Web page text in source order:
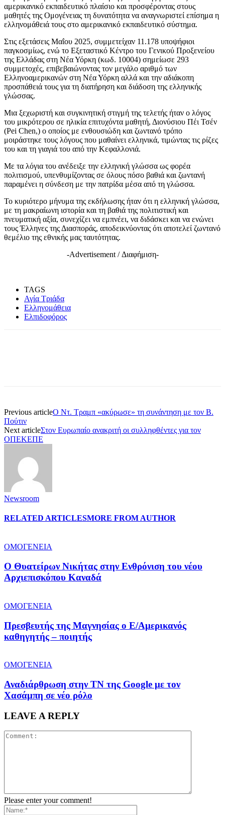
αμερικανικό εκπαιδευτικό πλαίσιο και προσφέροντας στους
μαθητές της Ομογένειας τη δυνατότητα να αναγνωριστεί επίσημα η
ελληνομάθειά τους στο αμερικανικό εκπαιδευτικό σύστημα.
Στις εξετάσεις Μαΐου 2025, συμμετείχαν 11.178 υποψήφιοι
παγκοσμίως, ενώ το Εξεταστικό Κέντρο του Γενικού Προξενείου
της Ελλάδας στη Νέα Υόρκη (κωδ. 10004) σημείωσε 293
συμμετοχές, επιβεβαιώνοντας τον μεγάλο αριθμό των
Ελληνοαμερικανών στη Νέα Υόρκη αλλά και την αδιάκοπη
προσπάθειά τους για τη διατήρηση και διάδοση της ελληνικής
γλώσσας.
Μια ξεχωριστή και συγκινητική στιγμή της τελετής ήταν ο λόγος
του μικρότερου σε ηλικία επιτυχόντα μαθητή, Διονύσιου Πέι Τσέν
(Pei Chen,) ο οποίος με ενθουσιώδη και ζωντανό τρόπο
μοιράστηκε τους λόγους που μαθαίνει ελληνικά, τιμώντας τις ρίζες
του και τη γιαγιά του από την Κεφαλλονιά.
Με τα λόγια του ανέδειξε την ελληνική γλώσσα ως φορέα
πολιτισμού, υπενθυμίζοντας σε όλους πόσο βαθιά και ζωντανή
παραμένει η σύνδεση με την πατρίδα μέσα από τη γλώσσα.
Το κυριότερο μήνυμα της εκδήλωσης ήταν ότι η ελληνική γλώσσα,
με τη μακραίωνη ιστορία και τη βαθιά της πολιτιστική και
πνευματική αξία, συνεχίζει να εμπνέει, να διδάσκει και να ενώνει
τους Έλληνες της Διασποράς, αποδεικνύοντας ότι αποτελεί ζωντανό
θεμέλιο της εθνικής μας ταυτότητας.
-Advertisement / Διαφήμιση-
TAGS
Αγία Τριάδα
Ελληνομάθεια
Ελπιδοφόρος
Previous articleΟ Ντ. Τραμπ «ακύρωσε» τη συνάντηση με τον Β.
Πούτιν
Next articleΣτον Ευρωπαίο ανακριτή οι συλληφθέντες για τον
ΟΠΕΚΕΠΕ
Newsroom
RELATED ARTICLESMORE FROM AUTHOR
ΟΜΟΓΕΝΕΙΑ
O Θυατείρων Νικήτας στην Ενθρόνιση του νέου
Αρχιεπισκόπου Καναδά
ΟΜΟΓΕΝΕΙΑ
Πρεσβευτής της Μαγνησίας ο Ε/Αμερικανός
καθηγητής – ποιητής
ΟΜΟΓΕΝΕΙΑ
Αναδιάρθρωση στην ΤΝ της Google με τον
Χασάμπη σε νέο ρόλο
LEAVE A REPLY
Please enter your comment!